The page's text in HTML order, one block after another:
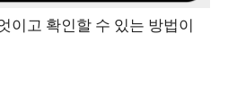
이고 확인할 수 있는 방법이